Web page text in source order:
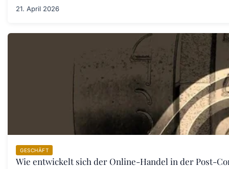
21. April 2026
GESCHÄFT
Wie entwickelt sich der Online-Handel in der Post-